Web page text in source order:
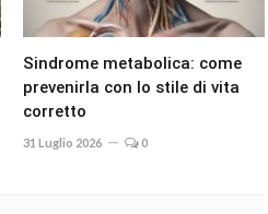
Sindrome metabolica: come
prevenirla con lo stile di vita
corretto
31 Luglio 2026 0